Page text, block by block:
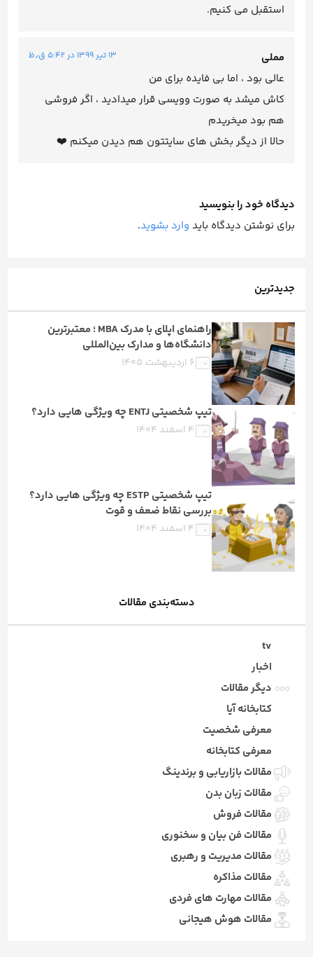
استقبل می کنیم.
مملی ۱۳ تیر ۱۳۹۹ در ۵:۴۲ ق٫ظ
عالی بود ، اما بی فایده برای من
کاش میشد به صورت وویسی قرار میدادید ، اگر فروشی
هم بود میخریدم
حالا از دیگر بخش های سایتتون هم دیدن میکنم ❤️
دیدگاه خود را بنویسید
برای نوشتن دیدگاه باید وارد بشوید.
جدیدترین
راهنمای اپلای با مدرک MBA ؛ معتبرترین
دانشگاه‌ها و مدارک بین‌المللی
۶ اردیبهشت ۱۴۰۵
تیپ شخصیتی ENTJ چه ویژگی هایی دارد؟
۴ اسفند ۱۴۰۴
تیپ شخصیتی ESTP چه ویژگی هایی دارد؟
بررسی نقاط ضعف و قوت
۴ اسفند ۱۴۰۴
دسته‌بندی مقالات
tv
اخبار
دیگر مقالات
کتابخانه آیا
معرفی شخصیت
معرفی کتابخانه
مقالات بازاریابی و برندینگ
مقالات زبان بدن
مقالات فروش
مقالات فن بیان و سخنوری
مقالات مدیریت و رهبری
مقالات مذاکره
مقالات مهارت های فردی
مقالات هوش هیجانی